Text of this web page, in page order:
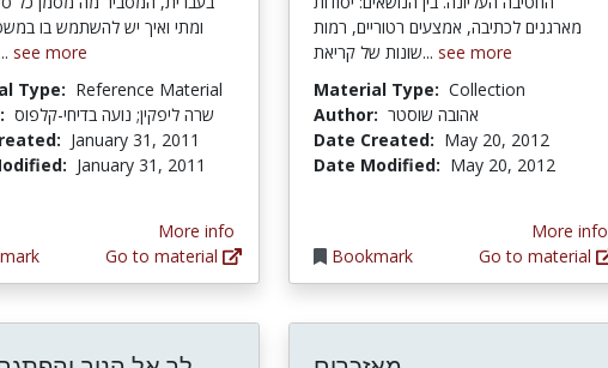
ומתי ואיך יש להשתמש בו
משפטים... see more
Type: Reference Material
שרה ליפקין; נועה בדיחי-קלפוס
January 31, 2011
January 31, 2011
More info
Go to material
מארגנים לכתיבה, אמצעים רטוריים, רמות
שונות של קריאת... see more
Material Type: Collection
Author: אהובה שוסטר
Date Created: May 20, 2012
Date Modified: May 20, 2012
Bookmark
More info
Go to material